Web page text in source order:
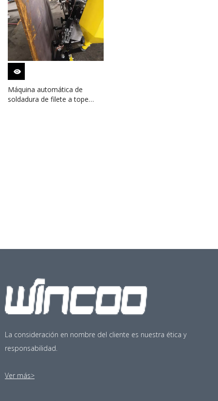
Máquina automática de
soldadura de filete a tope
La consideración en nombre del cliente es nuestra ética y
responsabilidad.
Ver más>